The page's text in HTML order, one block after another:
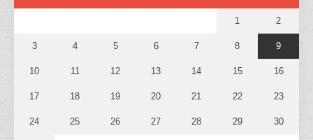
1 2
3 4 5 6 7 8 9
10 11 12 13 14 15 16
17 18 19 20 21 22 23
24 25 26 27 28 29 30